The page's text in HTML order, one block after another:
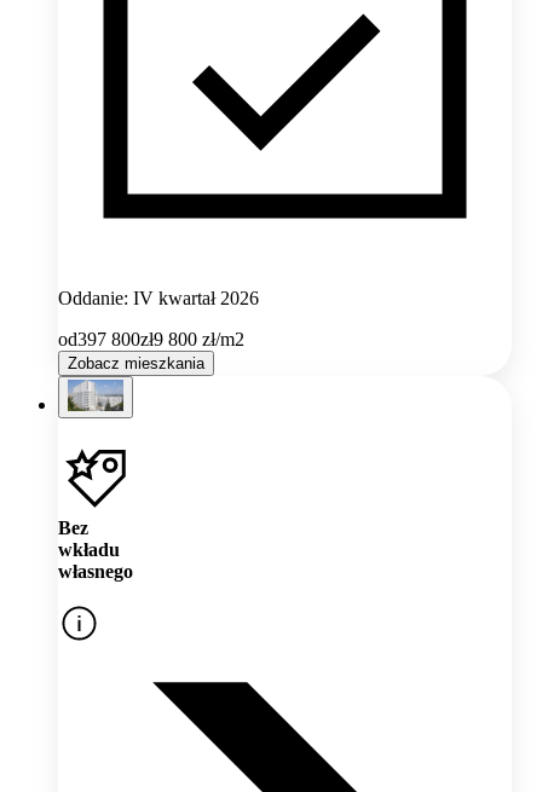
Oddanie: IV kwartał 2026
od397 800zł9 800 zł/m2
Zobacz mieszkania
Bez
wkładu
własnego